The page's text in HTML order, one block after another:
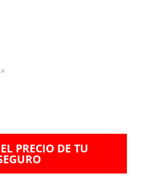
PRECIO DE TU